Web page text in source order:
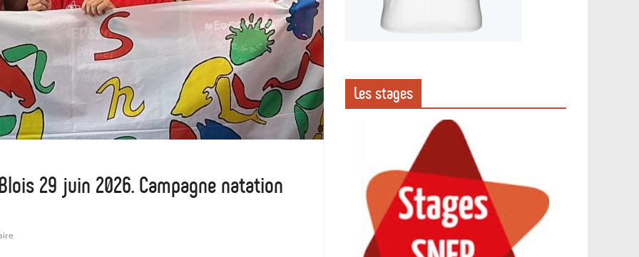
Blois 29 juin 2026. Campagne natation
Les stages